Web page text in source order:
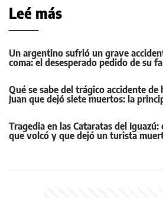
Leé más
Un argentino sufrió un grave
coma: el desesperado pedido de su
Qué se sabe del trágico accidente de
Juan que dejó siete muertos: la
Tragedia en las Cataratas del
que volcó y que dejó un turista